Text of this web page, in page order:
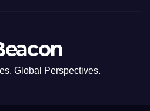
Global Perspectives.